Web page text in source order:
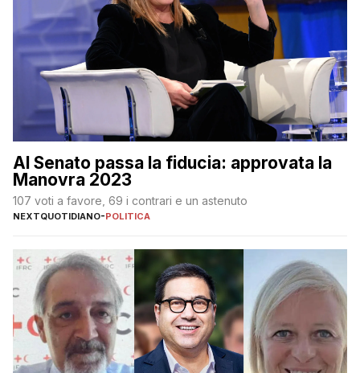
Al Senato passa la fiducia: approvata la
Manovra 2023
107 voti a favore, 69 i contrari e un astenuto
NEXTQUOTIDIANO-POLITICA